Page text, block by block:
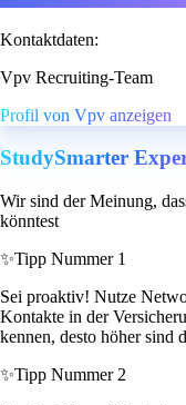
Kontaktdaten:
Vpv Recruiting-Team
Profil von Vpv anzeigen
StudySmarter
Wir sind der Meinung,
könntest
✨Tipp Nummer 1
Sei proaktiv! Nutze
Kontakte in der
kennen, desto höher sind
✨Tipp Nummer 2